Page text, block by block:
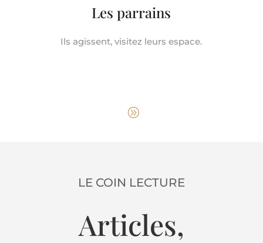
Les parrains
Ils agissent, visitez leurs espace.
LE COIN LECTURE
Articles,